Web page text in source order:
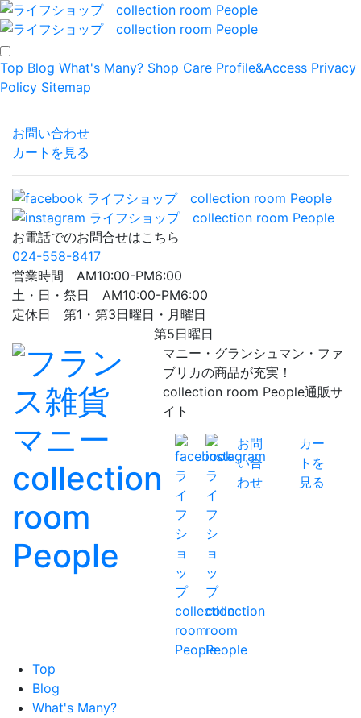
Top Blog What's Many? Shop Care Profile&Access Privacy
Policy Sitemap
お問い合わせ
カートを見る
お電話でのお問合せはこちら
024-558-8417
営業時間 AM10:00-PM6:00
土・日・祭日 AM10:00-PM6:00
定休日 第1・第3日曜日・月曜日
第5日曜日
マニー・グランシュマン・ファ
ブリカの商品が充実！
collection room People通販サ
イト
お問
い合
わせ
カー
トを
見る
Top
Blog
What's Many?